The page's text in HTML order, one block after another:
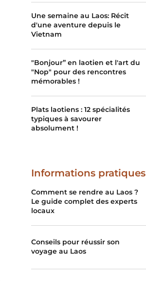
Une semaine au Laos: Récit
d'une aventure depuis le
Vietnam
"Bonjour” en laotien et l'art du
"Nop" pour des rencontres
mémorables !
Plats laotiens : 12 spécialités
typiques à savourer
absolument !
Informations pratiques
Comment se rendre au Laos ?
Le guide complet des experts
locaux
Conseils pour réussir son
voyage au Laos